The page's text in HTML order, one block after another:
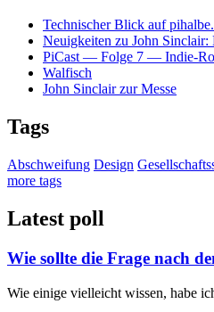
Technischer Blick auf
Neuigkeiten zu John Sinclair:
PiCast — Folge 7 — Indie-
Walfisch
John Sinclair zur Messe
Tags
Abschweifung Design
more tags
Latest poll
Wie sollte die Frage nach
Wie einige vielleicht wissen, habe